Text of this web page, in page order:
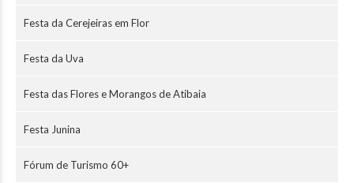
Festa da Cerejeiras em Flor
Festa da Uva
Festa das Flores e Morangos de Atibaia
Festa Junina
Fórum de Turismo 60+